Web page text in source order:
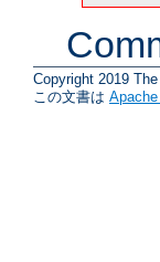
Copyright 2019
この文書は